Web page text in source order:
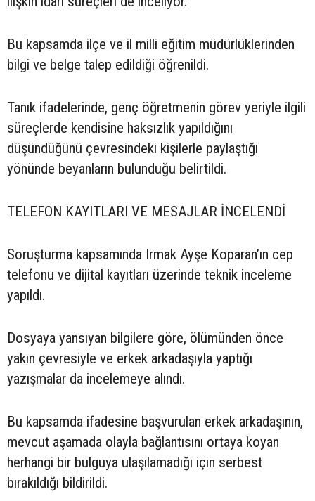
Bu kapsamda ilçe ve il milli eğitim müdürlüklerinden
bilgi ve belge talep edildiği öğrenildi.
Tanık ifadelerinde, genç öğretmenin görev yeriyle ilgili
süreçlerde kendisine haksızlık yapıldığını
düşündüğünü çevresindeki kişilerle paylaştığı
yönünde beyanların bulunduğu belirtildi.
TELEFON KAYITLARI VE MESAJLAR İNCELENDİ
Soruşturma kapsamında Irmak Ayşe Koparan’ın cep
telefonu ve dijital kayıtları üzerinde teknik inceleme
yapıldı.
Dosyaya yansıyan bilgilere göre, ölümünden önce
yakın çevresiyle ve erkek arkadaşıyla yaptığı
yazışmalar da incelemeye alındı.
Bu kapsamda ifadesine başvurulan erkek arkadaşının,
mevcut aşamada olayla bağlantısını ortaya koyan
herhangi bir bulguya ulaşılamadığı için serbest
bırakıldığı bildirildi.